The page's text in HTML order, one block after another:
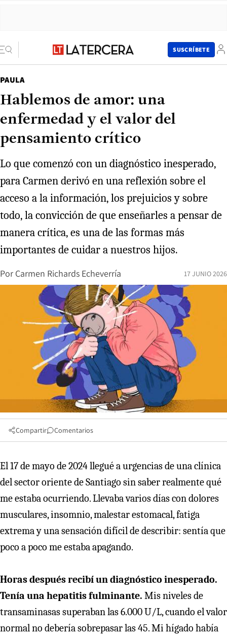
SUSCRÍBETE
PAULA
Hablemos de amor: una
enfermedad y el valor del
pensamiento crítico
Lo que comenzó con un diagnóstico inesperado,
para Carmen derivó en una reflexión sobre el
acceso a la información, los prejuicios y sobre
todo, la convicción de que enseñarles a pensar de
manera crítica, es una de las formas más
importantes de cuidar a nuestros hijos.
Por Carmen Richards Echeverría 17 JUNIO 2026
Compartir Comentarios
El 17 de mayo de 2024 llegué a urgencias de una clínica
del sector oriente de Santiago sin saber realmente qué
me estaba ocurriendo. Llevaba varios días con dolores
musculares, insomnio, malestar estomacal, fatiga
extrema y una sensación difícil de describir: sentía que
poco a poco me estaba apagando.
Horas después recibí un diagnóstico inesperado.
Tenía una hepatitis fulminante. Mis niveles de
transaminasas superaban las 6.000 U/L, cuando el valor
normal no debería sobrepasar las 45. Mi hígado había